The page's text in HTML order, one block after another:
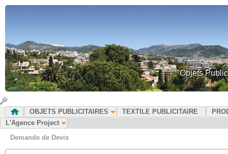
Objets
OBJETS PUBLICITAIRES TEXTILE PUBLICITAIRE
L'Agence Project
Demande de Devis